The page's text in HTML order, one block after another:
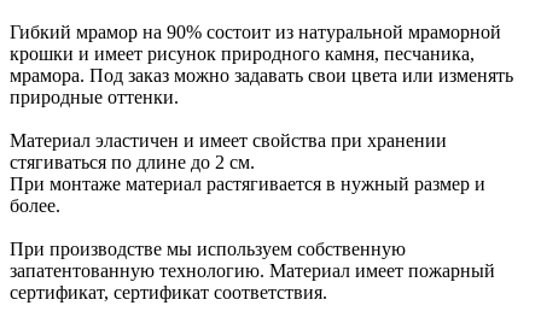
Гибкий мрамор на 90% состоит из натуральной мраморной
крошки и имеет рисунок природного камня, песчаника,
мрамора. Под заказ можно задавать свои цвета или изменять
природные оттенки.
Материал эластичен и имеет свойства при хранении
стягиваться по длине до 2 см.
При монтаже материал растягивается в нужный размер и
более.
При производстве мы используем собственную
запатентованную технологию. Материал имеет пожарный
сертификат, сертификат соответствия.